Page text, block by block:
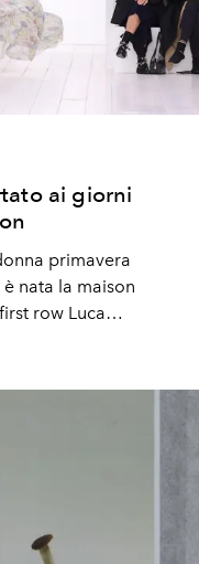
ai giorni
primavera
nata la maison
row Luca
Drew